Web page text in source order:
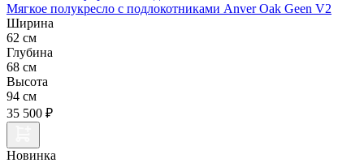
Мягкое полукресло с подлокотниками Anver Oak Geen V2
Ширина
62 см
Глубина
68 см
Высота
94 см
35 500 ₽
Новинка